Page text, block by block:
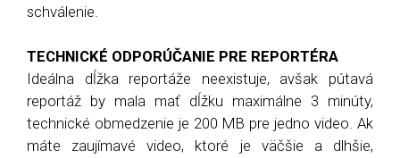
schválenie.
TECHNICKÉ ODPORÚČANIE PRE REPORTÉRA
Ideálna dĺžka reportáže neexistuje, avšak pútavá
reportáž by mala mať dĺžku maximálne 3 minúty,
technické obmedzenie je 200 MB pre jedno video. Ak
máte zaujímavé video, ktoré je väčšie a dlhšie,